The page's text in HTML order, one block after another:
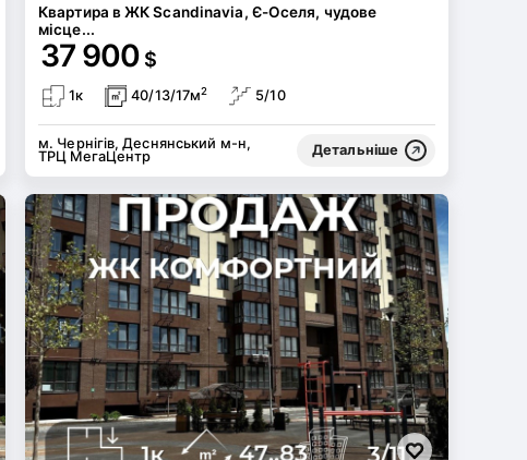
Квартира в ЖК Scandinavia, Є-Оселя, чудове
місце...
37 900 $
1к 40/13/17м2 5/10
м. Чернігів, Деснянський м-н,
ТРЦ МегаЦентр
Детальніше